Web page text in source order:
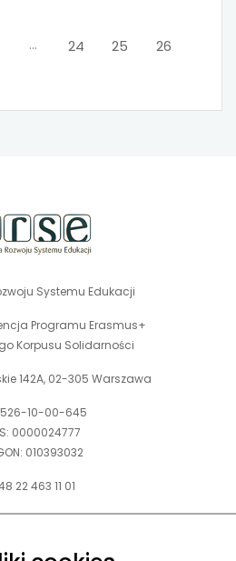
... 24 25 26
Systemu Edukacji
Programu Erasmus+
Korpusu Solidarności
142A, 02-305 Warszawa
526-10-00-645
0000024777
010393032
22 463 11 01
telefonicznego w godz. 9-15.